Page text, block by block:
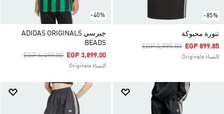
-85%
تنورة محبوكة
Price Reduced From
EGP 5,999.00ToEGP 899.85
النساء Originals
-40%
جيرسي ADIDAS ORIGINALS
BEADS
Price Reduced From
EGP 6,499.00ToEGP 3,899.00
النساء Originals